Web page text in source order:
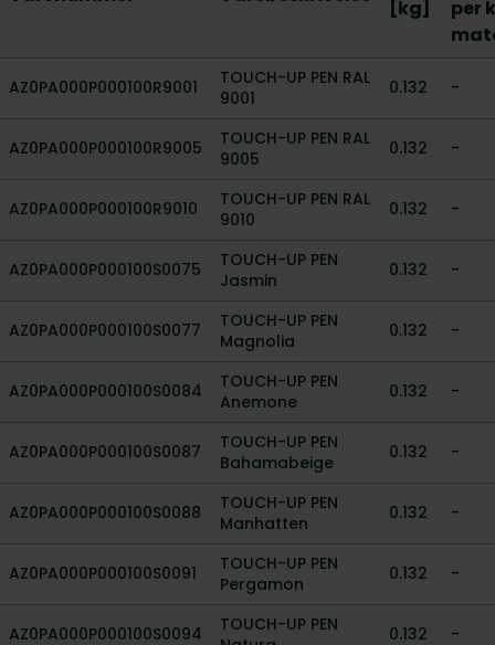
[kg]
per
AZ0PA000P000100R9001
TOUCH-UP PEN RAL
9001
0.132 -
AZ0PA000P000100R9005
TOUCH-UP PEN RAL
9005
0.132 -
AZ0PA000P000100R9010
TOUCH-UP PEN RAL
9010
0.132 -
AZ0PA000P000100S0075
TOUCH-UP PEN
Jasmin
0.132 -
AZ0PA000P000100S0077
TOUCH-UP PEN
Magnolia
0.132 -
AZ0PA000P000100S0084
TOUCH-UP PEN
Anemone
0.132 -
AZ0PA000P000100S0087
TOUCH-UP PEN
Bahamabeige
0.132 -
AZ0PA000P000100S0088
TOUCH-UP PEN
Manhatten
0.132 -
AZ0PA000P000100S0091
TOUCH-UP PEN
Pergamon
0.132 -
AZ0PA000P000100S0094
TOUCH-UP PEN
0.132 -